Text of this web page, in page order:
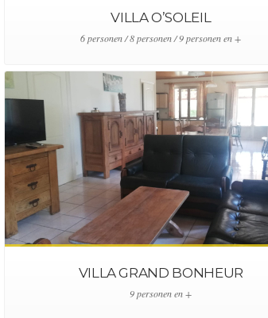
VILLA O’SOLEIL
6 personen / 8 personen / 9 personen en +
VILLA GRAND BONHEUR
9 personen en +